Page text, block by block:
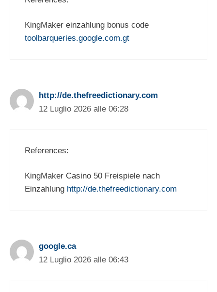
KingMaker einzahlung bonus code
toolbarqueries.google.com.gt
http://de.thefreedictionary.com
12 Luglio 2026 alle 06:28
References:
KingMaker Casino 50 Freispiele nach
Einzahlung http://de.thefreedictionary.com
google.ca
12 Luglio 2026 alle 06:43